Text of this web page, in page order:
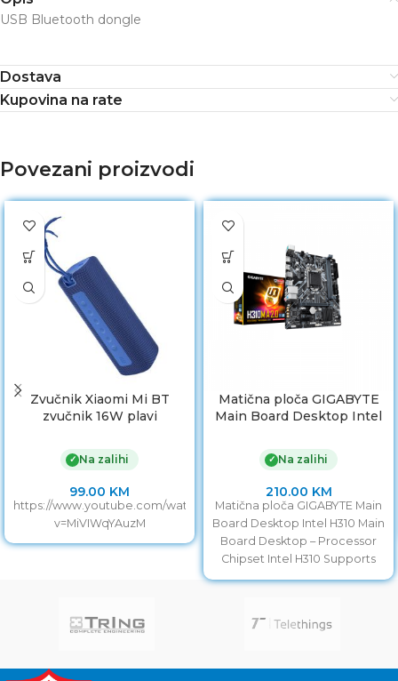
USB Bluetooth dongle
Dostava
Kupovina na rate
Povezani proizvodi
Zvučnik Xiaomi Mi BT
zvučnik 16W plavi
✓ Na zalihi
99.00 KM
https://www.youtube.com/watch?
v=MiVIWqYAuzM
Matična ploča GIGABYTE
Main Board Desktop Intel
✓ Na zalihi
210.00 KM
Matična ploča GIGABYTE Main
Board Desktop Intel H310 Main
Board Desktop – Processor
Chipset Intel H310 Supports
Central Processor Unit